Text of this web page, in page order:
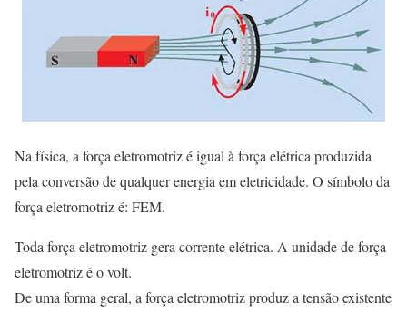
Na física, a força eletromotriz é igual à força elétrica produzida
pela conversão de qualquer energia em eletricidade. O símbolo da
força eletromotriz é: FEM.
Toda força eletromotriz gera corrente elétrica. A unidade de força
eletromotriz é o volt.
De uma forma geral, a força eletromotriz produz a tensão existente